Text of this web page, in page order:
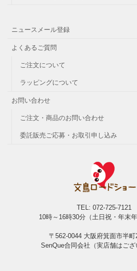
ニュースメール登録
よくあるご質問
ご注文について
ラッピングについて
お問い合わせ
ご注文・商品のお問い合わせ
委託販売ご応募・お取引申し込み
TEL: 072-725-7121
10時～16時30分（土日祝・年末年
〒562-0044 大阪府箕面市半町
SenQue合同会社（実店舗はござ